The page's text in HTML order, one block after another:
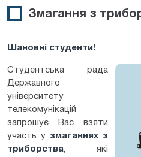
Змагання з
Шановні студенти!
Студентська рада
Державного
університету
телекомунікацій
запрошує Вас взяти
участь у змаганнях з
триборства , які